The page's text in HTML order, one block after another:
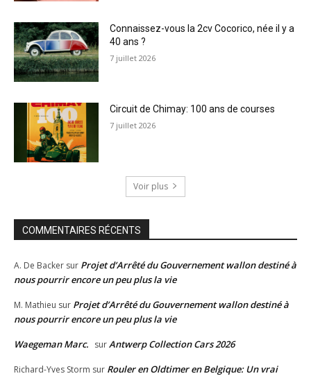
Connaissez-vous la 2cv Cocorico, née il y a
40 ans ?
7 juillet 2026
Circuit de Chimay: 100 ans de courses
7 juillet 2026
Voir plus
COMMENTAIRES RÉCENTS
A. De Backer sur Projet d’Arrêté du Gouvernement wallon destiné à
nous pourrir encore un peu plus la vie
M. Mathieu sur Projet d’Arrêté du Gouvernement wallon destiné à
nous pourrir encore un peu plus la vie
Waegeman Marc. surAntwerp Collection Cars 2026
Richard-Yves Storm sur Rouler en Oldtimer en Belgique: Un vrai